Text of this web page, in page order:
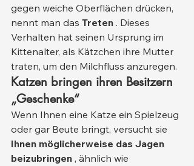
gegen weiche Oberflächen drücken,
nennt man das Treten . Dieses
Verhalten hat seinen Ursprung im
Kittenalter, als Kätzchen ihre Mutter
traten, um den Milchfluss anzuregen.
Katzen bringen ihren Besitzern
„Geschenke“
Wenn Ihnen eine Katze ein Spielzeug
oder gar Beute bringt, versucht sie
Ihnen möglicherweise das Jagen
beizubringen , ähnlich wie